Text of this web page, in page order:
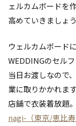
ェルカムボードを
高めていきましょ
ウェルカムボード
WEDDINGのセル
当日お渡しなので
業に取りかかれます
店舗で衣装着放題
nagi-（東京/恵比寿